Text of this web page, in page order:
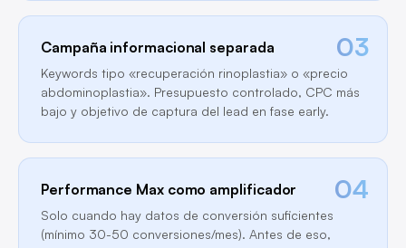
03
Campaña informacional separada
Keywords tipo «recuperación rinoplastia» o «precio
abdominoplastia». Presupuesto controlado, CPC más
bajo y objetivo de captura del lead en fase early.
04
Performance Max como amplificador
Solo cuando hay datos de conversión suficientes
(mínimo 30-50 conversiones/mes). Antes de eso,